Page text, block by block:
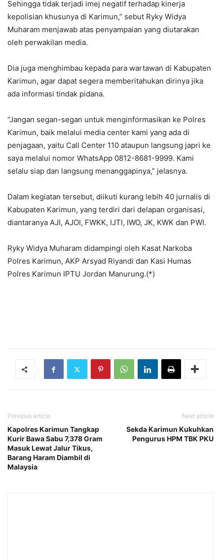
Sehingga tidak terjadi imej negatif terhadap kinerja
kepolisian khusunya di Karimun,” sebut Ryky Widya
Muharam menjawab atas penyampaian yang diutarakan
oleh perwakilan media.
Dia juga menghimbau kepada para wartawan di Kabupaten
Karimun, agar dapat segera memberitahukan dirinya jika
ada informasi tindak pidana.
“Jangan segan-segan untuk menginformasikan ke Polres
Karimun, baik melalui media center kami yang ada di
penjagaan, yaitu Call Center 110 ataupun langsung japri ke
saya melalui nomor WhatsApp 0812-8681-9999. Kami
selalu siap dan langsung menanggapinya,” jelasnya.
Dalam kegiatan tersebut, diikuti kurang lebih 40 jurnalis di
Kabupaten Karimun, yang terdiri dari delapan organisasi,
diantaranya AJI, AJOI, FWKK, IJTI, IWO, JK, KWK dan PWI.
Ryky Widya Muharam didampingi oleh Kasat Narkoba
Polres Karimun, AKP Arsyad Riyandi dan Kasi Humas
Polres Karimun IPTU Jordan Manurung.(*)
Previous article
Kapolres Karimun Tangkap
Kurir Bawa Sabu 7,378 Gram
Masuk Lewat Jalur Tikus,
Barang Haram Diambil di
Malaysia
Next article
Sekda Karimun Kukuhkan
Pengurus HPM TBK PKU